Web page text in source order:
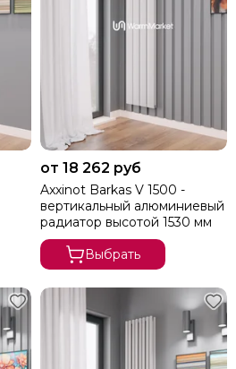
от 18 262 руб
Axxinot Barkas V 1500 -
вертикальный алюминиевый
радиатор высотой 1530 мм
Выбрать